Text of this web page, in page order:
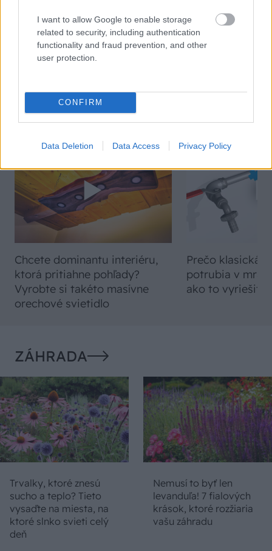
I want to allow Google to enable storage
related to security, including authentication
functionality and fraud prevention, and other
user protection.
CONFIRM
Data Deletion Data Access Privacy Policy
KOMENTÁRE Pridať
VIDEO
Chcete dominantu interiéru,
ktorá pritiahne pohľady?
Vyrobte si takéto masívne
orechové svietidlo
Prečo klasická
potrubia v
ako to vyriešiť
ZÁHRADA
Trvalky, ktoré znesú
sucho a teplo? Tieto
vysaďte na miesta, na
ktoré slnko svieti celý
deň
Nemusí to byť len
levanduľa! 7 fialových
krások, ktoré rozžiaria
vašu záhradu